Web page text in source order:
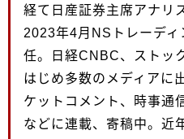
経て日産証券主席アナリ
2023年4月NSトレーデ
任。日経CNBC、ストッ
はじめ多数のメディアに
ケットコメント、時事通
などに連載、寄稿中。近